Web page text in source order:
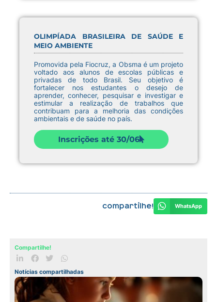
OLIMPÍADA BRASILEIRA DE SAÚDE E
MEIO AMBIENTE
Promovida pela Fiocruz, a Obsma é um projeto
voltado aos alunos de escolas públicas e
privadas de todo Brasil. Seu objetivo é
fortalecer nos estudantes o desejo de
aprender, conhecer, pesquisar e investigar e
estimular a realização de trabalhos que
contribuam para a melhoria das condições
ambientais e de saúde no país.
Inscrições até 30/06
Compartilhe! WhatsApp
Compartilhe!
Notícias compartilhadas